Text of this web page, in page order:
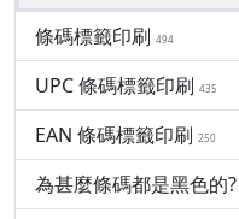
條碼標籤印刷 494
UPC 條碼標籤印刷 435
EAN 條碼標籤印刷 250
為甚麼條碼都是黑色的?